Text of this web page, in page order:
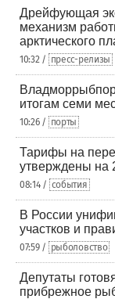
Дрейфующая
механизм
арктического
10:32 / пресс-релизы
итогам семи
10:26 / порты
Тарифы на
утверждены на
08:14 / события
В России
участков и
07:59 / рыболовство
Депутаты
прибрежное